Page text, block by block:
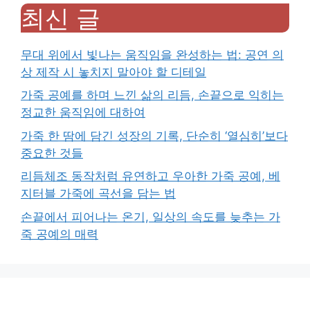
최신 글
무대 위에서 빛나는 움직임을 완성하는 법: 공연 의
상 제작 시 놓치지 말아야 할 디테일
가죽 공예를 하며 느낀 삶의 리듬, 손끝으로 익히는
정교한 움직임에 대하여
가죽 한 땀에 담긴 성장의 기록, 단순히 ‘열심히’보다
중요한 것들
리듬체조 동작처럼 유연하고 우아한 가죽 공예, 베
지터블 가죽에 곡선을 담는 법
손끝에서 피어나는 온기, 일상의 속도를 늦추는 가
죽 공예의 매력